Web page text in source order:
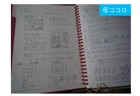
母ゴコロ